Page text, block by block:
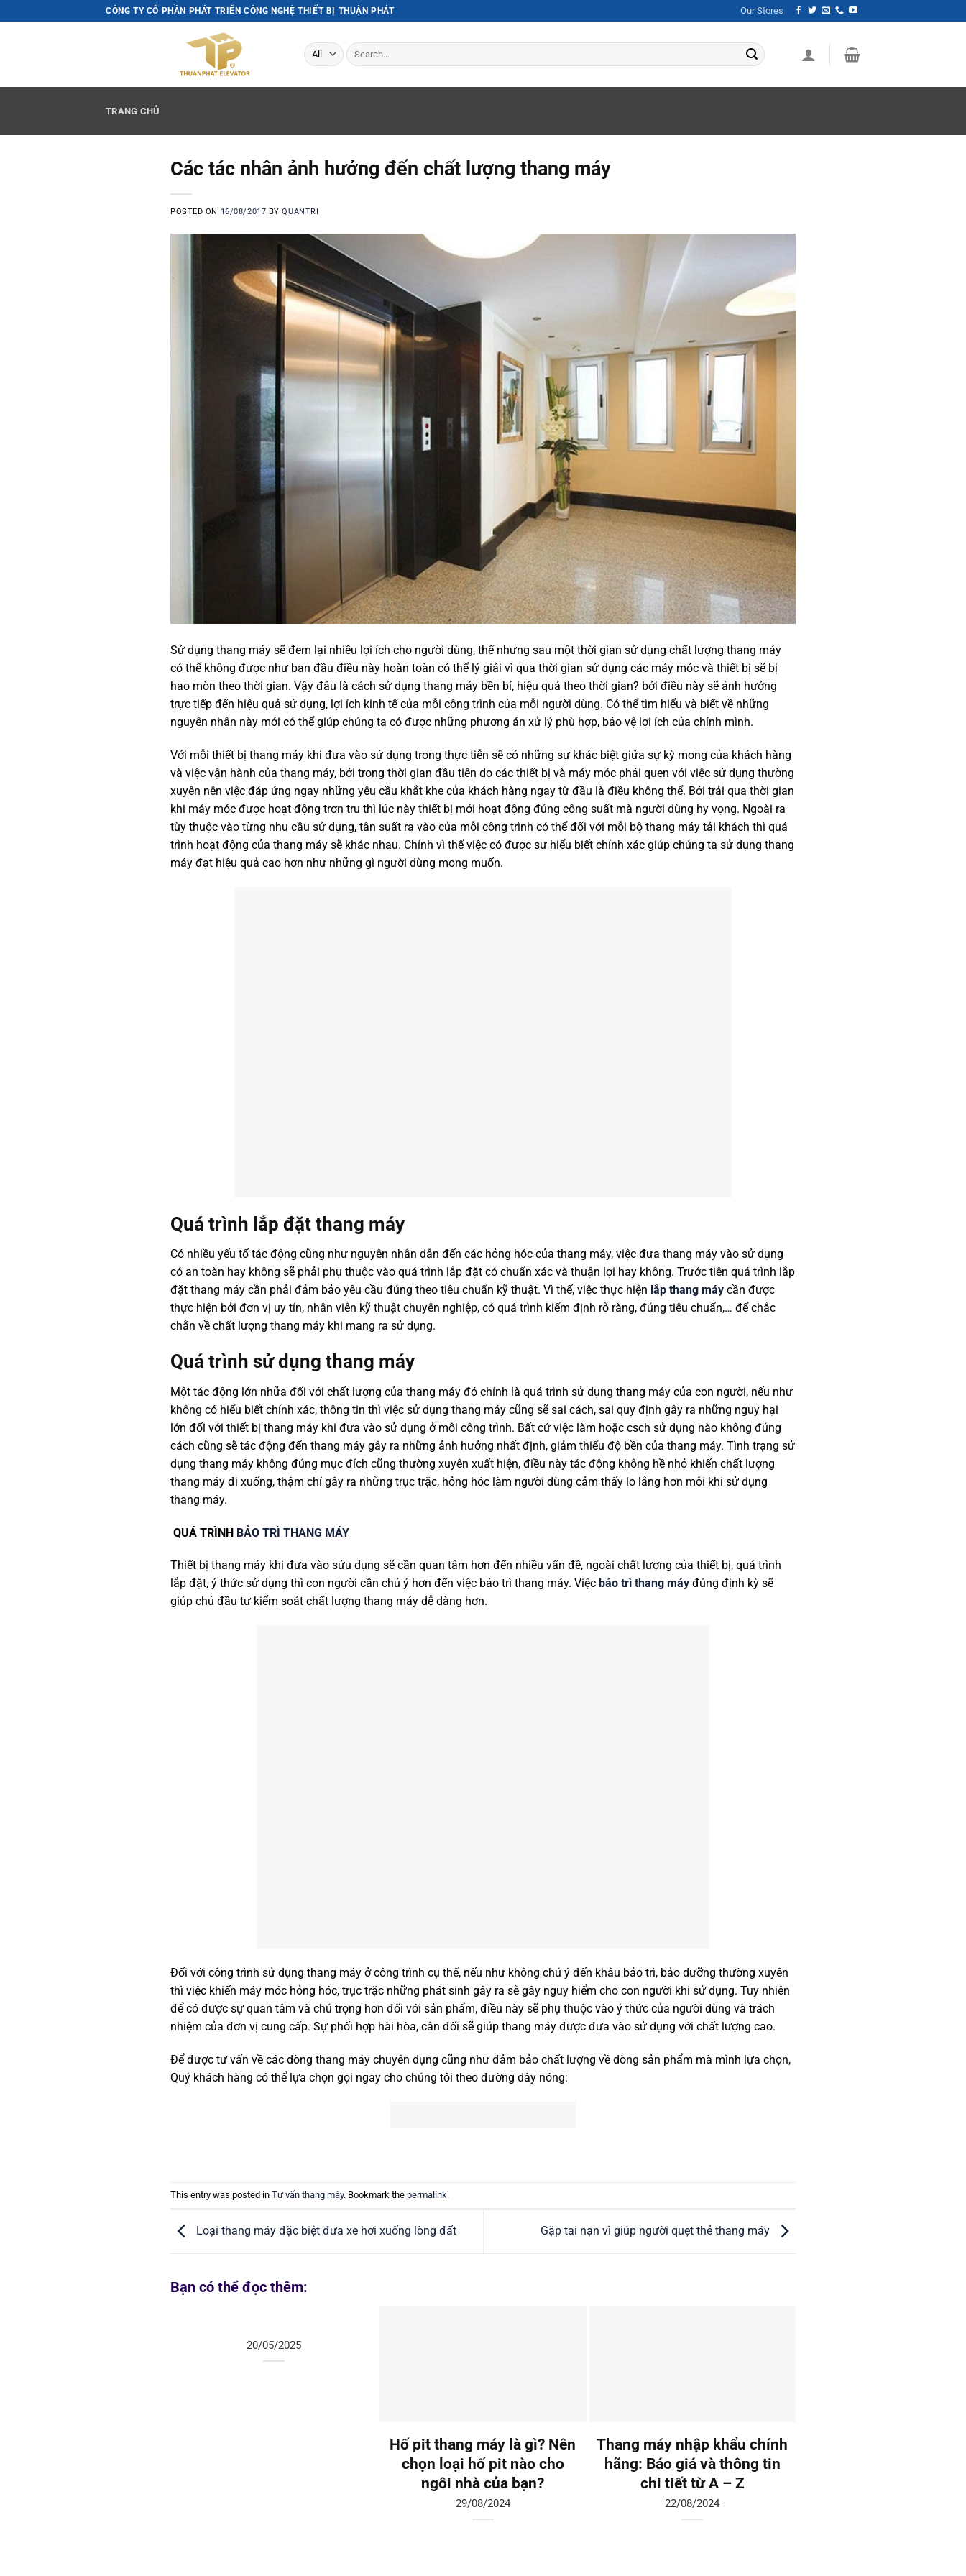
to
CÔNG TY CỔ PHẦN PHÁT TRIỂN CÔNG NGHỆ THIẾT BỊ THUẬN PHÁT Our Stores
Search
for:
TRANG CHỦ
Các tác nhân ảnh hưởng đến chất lượng thang máy
POSTED ON 16/08/2017 BYQUANTRI
Sử dụng thang máy sẽ đem lại nhiều lợi ích cho người dùng, thế nhưng sau một thời gian sử dụng chất lượng thang máy
có thể không được như ban đầu điều này hoàn toàn có thể lý giải vì qua thời gian sử dụng các máy móc và thiết bị sẽ bị
hao mòn theo thời gian. Vậy đâu là cách sử dụng thang máy bền bỉ, hiệu quả theo thời gian? bởi điều này sẽ ảnh hưởng
trực tiếp đến hiệu quả sử dụng, lợi ích kinh tế của mỗi công trình của mỗi người dùng. Có thể tìm hiểu và biết về những
nguyên nhân này mới có thể giúp chúng ta có được những phương án xử lý phù hợp, bảo vệ lợi ích của chính mình.
Với mỗi thiết bị thang máy khi đưa vào sử dụng trong thực tiễn sẽ có những sự khác biệt giữa sự kỳ mong của khách hàng
và việc vận hành của thang máy, bởi trong thời gian đầu tiên do các thiết bị và máy móc phải quen với việc sử dụng thường
xuyên nên việc đáp ứng ngay những yêu cầu khắt khe của khách hàng ngay từ đầu là điều không thể. Bởi trải qua thời gian
khi máy móc được hoạt động trơn tru thì lúc này thiết bị mới hoạt động đúng công suất mà người dùng hy vọng. Ngoài ra
tùy thuộc vào từng nhu cầu sử dụng, tân suất ra vào của mỗi công trình có thể đối với mỗi bộ thang máy tải khách thì quá
trình hoạt động của thang máy sẽ khác nhau. Chính vì thế việc có được sự hiểu biết chính xác giúp chúng ta sử dụng thang
máy đạt hiệu quả cao hơn như những gì người dùng mong muốn.
Quá trình lắp đặt thang máy
Có nhiều yếu tố tác động cũng như nguyên nhân dẫn đến các hỏng hóc của thang máy, việc đưa thang máy vào sử dụng
có an toàn hay không sẽ phải phụ thuộc vào quá trình lắp đặt có chuẩn xác và thuận lợi hay không. Trước tiên quá trình lắp
đặt thang máy cần phải đảm bảo yêu cầu đúng theo tiêu chuẩn kỹ thuật. Vì thế, việc thực hiện lắp thang máy cần được
thực hiện bởi đơn vị uy tín, nhân viên kỹ thuật chuyên nghiệp, có quá trình kiểm định rõ ràng, đúng tiêu chuẩn,… để chắc
chắn về chất lượng thang máy khi mang ra sử dụng.
Quá trình sử dụng thang máy
Một tác động lớn nhữa đối với chất lượng của thang máy đó chính là quá trình sử dụng thang máy của con người, nếu như
không có hiểu biết chính xác, thông tin thì việc sử dụng thang máy cũng sẽ sai cách, sai quy định gây ra những nguy hại
lớn đối với thiết bị thang máy khi đưa vào sử dụng ở mỗi công trình. Bất cứ việc làm hoặc csch sử dụng nào không đúng
cách cũng sẽ tác động đến thang máy gây ra những ảnh hưởng nhất định, giảm thiểu độ bền của thang máy. Tình trạng sử
dụng thang máy không đúng mục đích cũng thường xuyên xuất hiện, điều này tác động không hề nhỏ khiến chất lượng
thang máy đi xuống, thậm chí gây ra những trục trặc, hỏng hóc làm người dùng cảm thấy lo lắng hơn mỗi khi sử dụng
thang máy.
QUÁ TRÌNH BẢO TRÌ THANG MÁY
Thiết bị thang máy khi đưa vào sửu dụng sẽ cần quan tâm hơn đến nhiều vấn đề, ngoài chất lượng của thiết bị, quá trình
lắp đặt, ý thức sử dụng thì con người cần chú ý hơn đến việc bảo trì thang máy. Việc bảo trì thang máy đúng định kỳ sẽ
giúp chủ đầu tư kiểm soát chất lượng thang máy dễ dàng hơn.
Đối với công trình sử dụng thang máy ở công trình cụ thể, nếu như không chú ý đến khâu bảo trì, bảo dưỡng thường xuyên
thì việc khiến máy móc hỏng hóc, trục trặc những phát sinh gây ra sẽ gây nguy hiểm cho con người khi sử dụng. Tuy nhiên
để có được sự quan tâm và chú trọng hơn đối với sản phẩm, điều này sẽ phụ thuộc vào ý thức của người dùng và trách
nhiệm của đơn vị cung cấp. Sự phối hợp hài hòa, cân đối sẽ giúp thang máy được đưa vào sử dụng với chất lượng cao.
Để được tư vấn về các dòng thang máy chuyên dụng cũng như đảm bảo chất lượng về dòng sản phẩm mà mình lựa chọn,
Quý khách hàng có thể lựa chọn gọi ngay cho chúng tôi theo đường dây nóng:
This entry was posted in Tư vấn thang máy. Bookmark the permalink.
Loại thang máy đặc biệt đưa xe hơi xuống lòng đất Gặp tai nạn vì giúp người quẹt thẻ thang máy
Bạn có thể đọc thêm:
20/05/2025
Hố pit thang máy là gì? Nên
chọn loại hố pit nào cho
ngôi nhà của bạn?
29/08/2024
Thang máy nhập khẩu chính
hãng: Báo giá và thông tin
chi tiết từ A – Z
22/08/2024